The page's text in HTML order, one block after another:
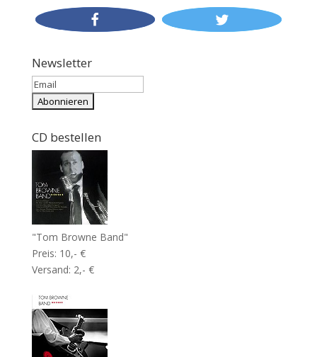
Newsletter
CD bestellen
"Tom Browne Band"
Preis: 10,- €
Versand: 2,- €